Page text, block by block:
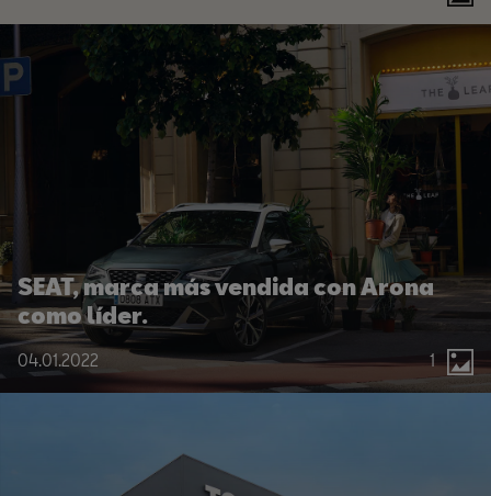
SEAT, marca más vendida con Arona
como líder.
04.01.2022 1